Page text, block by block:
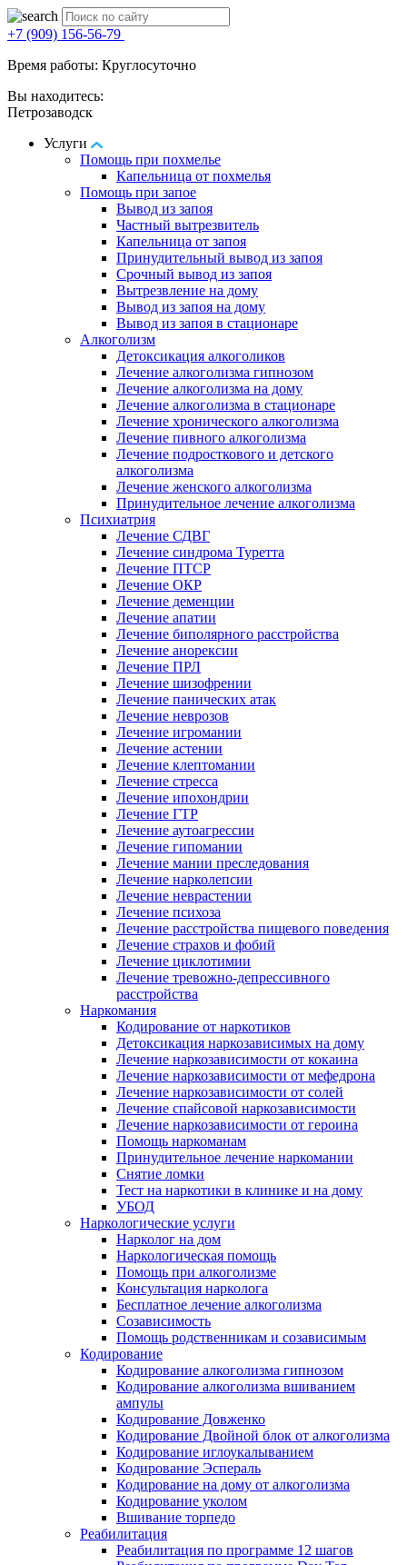
+7 (909) 156-56-79
Время работы: Круглосуточно
Вы находитесь:
Петрозаводск
Услуги
Помощь при похмелье
Капельница от похмелья
Помощь при запое
Вывод из запоя
Частный вытрезвитель
Капельница от запоя
Принудительный вывод из запоя
Срочный вывод из запоя
Вытрезвление на дому
Вывод из запоя на дому
Вывод из запоя в стационаре
Алкоголизм
Детоксикация алкоголиков
Лечение алкоголизма гипнозом
Лечение алкоголизма на дому
Лечение алкоголизма в стационаре
Лечение хронического алкоголизма
Лечение пивного алкоголизма
Лечение подросткового и детского
алкоголизма
Лечение женского алкоголизма
Принудительное лечение алкоголизма
Психиатрия
Лечение СДВГ
Лечение синдрома Туретта
Лечение ПТСР
Лечение ОКР
Лечение деменции
Лечение апатии
Лечение биполярного расстройства
Лечение анорексии
Лечение ПРЛ
Лечение шизофрении
Лечение панических атак
Лечение неврозов
Лечение игромании
Лечение астении
Лечение клептомании
Лечение стресса
Лечение ипохондрии
Лечение ГТР
Лечение аутоагрессии
Лечение гипомании
Лечение мании преследования
Лечение нарколепсии
Лечение неврастении
Лечение психоза
Лечение расстройства пищевого поведения
Лечение страхов и фобий
Лечение циклотимии
Лечение тревожно-депрессивного
расстройства
Наркомания
Кодирование от наркотиков
Детоксикация наркозависимых на дому
Лечение наркозависимости от кокаина
Лечение наркозависимости от мефедрона
Лечение наркозависимости от солей
Лечение спайсовой наркозависимости
Лечение наркозависимости от героина
Помощь наркоманам
Принудительное лечение наркомании
Снятие ломки
Тест на наркотики в клинике и на дому
УБОД
Наркологические услуги
Нарколог на дом
Наркологическая помощь
Помощь при алкоголизме
Консультация нарколога
Бесплатное лечение алкоголизма
Созависимость
Помощь родственникам и созависимым
Кодирование
Кодирование алкоголизма гипнозом
Кодирование алкоголизма вшиванием
ампулы
Кодирование Довженко
Кодирование Двойной блок от алкоголизма
Кодирование иглоукалыванием
Кодирование Эспераль
Кодирование на дому от алкоголизма
Кодирование уколом
Вшивание торпедо
Реабилитация
Реабилитация по программе 12 шагов